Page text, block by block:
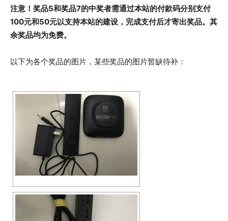
注意！奖品5和奖品7的中奖者需通过本站的付款码分别支付
100元和50元以支持本站的建设，完成支付后才寄出奖品。其
余奖品均为免费。
以下为各个奖品的图片，某些奖品的图片暂缺待补：